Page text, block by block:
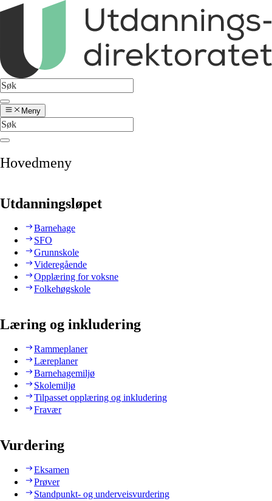
Meny
Hovedmeny
Utdanningsløpet
Barnehage
SFO
Grunnskole
Videregående
Opplæring for voksne
Folkehøgskole
Læring og inkludering
Rammeplaner
Læreplaner
Barnehagemiljø
Skolemiljø
Tilpasset opplæring og inkludering
Fravær
Vurdering
Eksamen
Prøver
Standpunkt- og underveisvurdering